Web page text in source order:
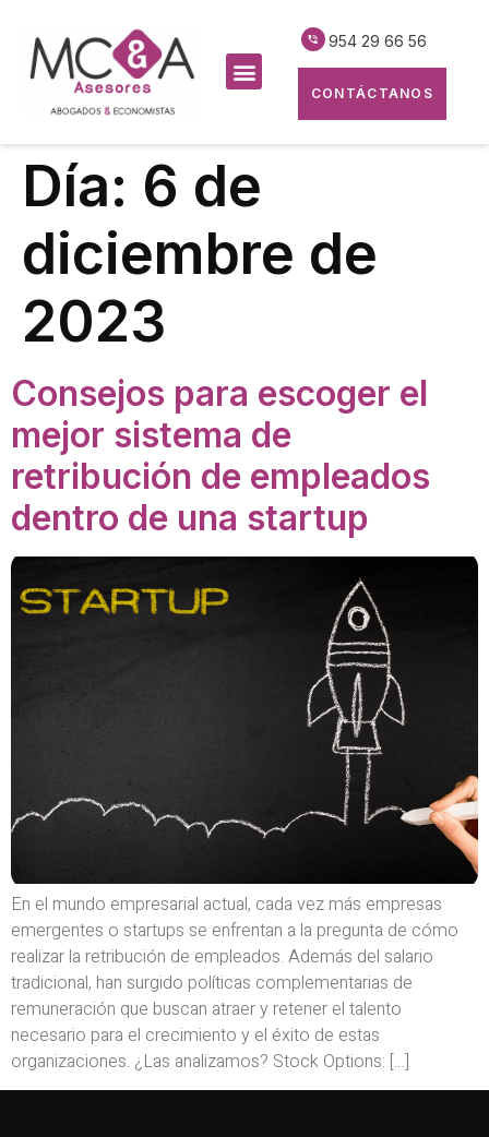
954 29 66 56
CONTÁCTANOS
Día: 6 de
diciembre de
2023
Consejos para escoger el
mejor sistema de
retribución de empleados
dentro de una startup
En el mundo empresarial actual, cada vez más empresas
emergentes o startups se enfrentan a la pregunta de cómo
realizar la retribución de empleados. Además del salario
tradicional, han surgido políticas complementarias de
remuneración que buscan atraer y retener el talento
necesario para el crecimiento y el éxito de estas
organizaciones. ¿Las analizamos? Stock Options: […]